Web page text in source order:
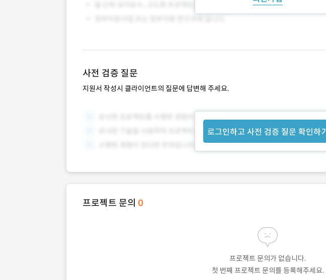
사전 검증 질문
지원서 작성시 클라이언트의 질문에 답변해 주세요.
로그인하고 사전 검증 질문 확인하기
프로젝트 문의 0
프로젝트 문의가 없습니다.
첫 번째 프로젝트 문의를 등록해주세요.